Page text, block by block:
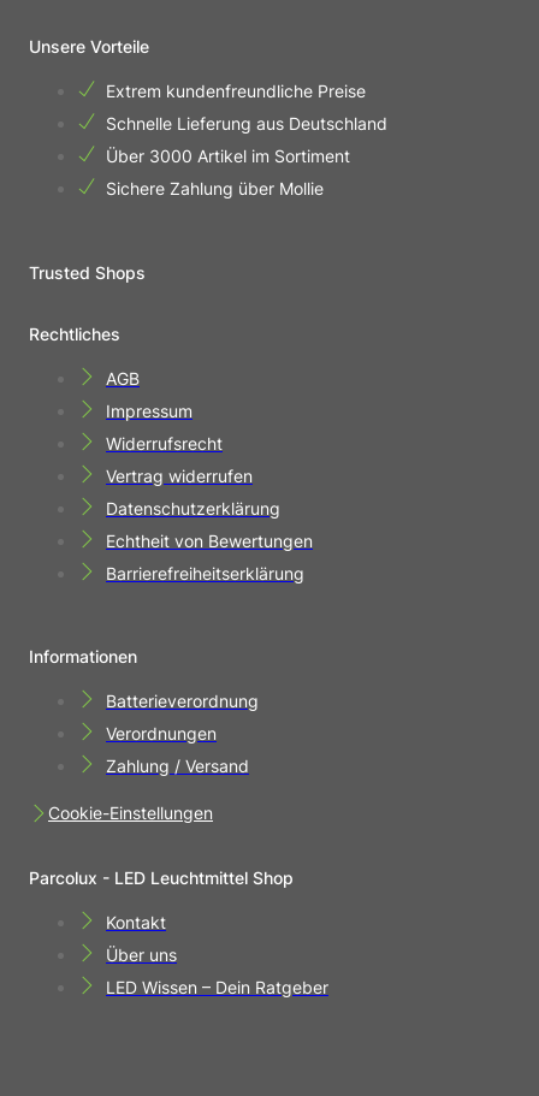
Unsere Vorteile
Extrem kundenfreundliche Preise
Schnelle Lieferung aus Deutschland
Über 3000 Artikel im Sortiment
Sichere Zahlung über Mollie
Trusted Shops
Rechtliches
AGB
Impressum
Widerrufsrecht
Vertrag widerrufen
Datenschutzerklärung
Echtheit von Bewertungen
Barrierefreiheitserklärung
Informationen
Batterieverordnung
Verordnungen
Zahlung / Versand
Cookie-Einstellungen
Parcolux - LED Leuchtmittel Shop
Kontakt
Über uns
LED Wissen – Dein Ratgeber